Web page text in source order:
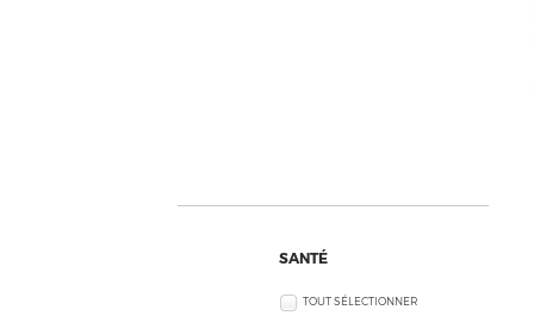
SANTÉ
TOUT SÉLECTIONNER